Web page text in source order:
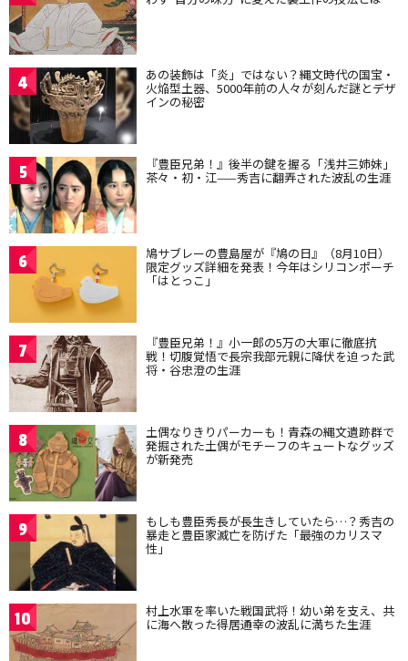
4 あの装飾は「炎」ではない？縄文時代の国宝・
火焔型土器、5000年前の人々が刻んだ謎とデザ
インの秘密
5 『豊臣兄弟！』後半の鍵を握る「浅井三姉妹」
茶々・初・江——秀吉に翻弄された波乱の生涯
6 鳩サブレーの豊島屋が『鳩の日』（8月10日）
限定グッズ詳細を発表！今年はシリコンポーチ
「はとっこ」
7 『豊臣兄弟！』小一郎の5万の大軍に徹底抗
戦！切腹覚悟で長宗我部元親に降伏を迫った武
将・谷忠澄の生涯
8 土偶なりきりパーカーも！青森の縄文遺跡群で
発掘された土偶がモチーフのキュートなグッズ
が新発売
9 もしも豊臣秀長が長生きしていたら…？秀吉の
暴走と豊臣家滅亡を防げた「最強のカリスマ
性」
10 村上水軍を率いた戦国武将！幼い弟を支え、共
に海へ散った得居通幸の波乱に満ちた生涯